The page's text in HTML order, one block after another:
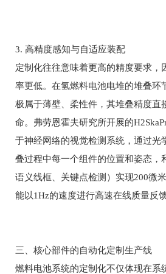
3. 高精度感知与自适应装配
定制化往往意味着更高的精度要求，
率更低。在氢燃料电池电堆的堆叠环
极属于薄壁、柔性件，其堆叠精度直
命。弗劳恩霍夫研究所开展的
于神经网络的视觉检测系统，通过光
叠过程中每一个组件的位置和姿态，
语义线框、关键点检测）实现200微
能以1Hz的速度进行高速在线质量反馈
三、核心部件的自动化定制生产线
燃料电池系统的定制化不仅体现在系